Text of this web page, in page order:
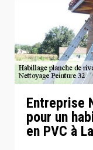
Entreprise
pour un
en PVC à